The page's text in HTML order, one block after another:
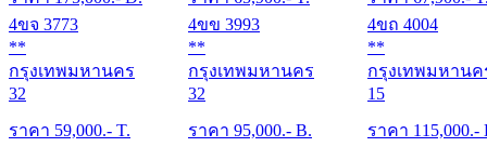
4ขจ 3773
**
กรุงเทพมหานคร
32
ราคา 59,000.- T.
4ขข 3993
**
กรุงเทพมหานคร
32
ราคา 95,000.- B.
4ขถ 4004
**
กรุงเทพมหานค
15
ราคา 115,000.-